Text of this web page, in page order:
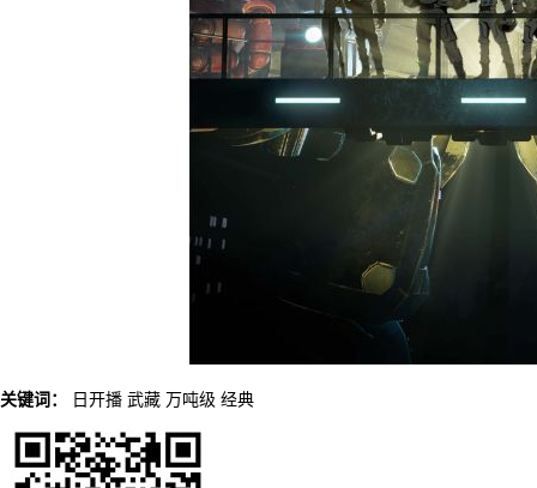
关键词： 日开播 武藏 万吨级 经典